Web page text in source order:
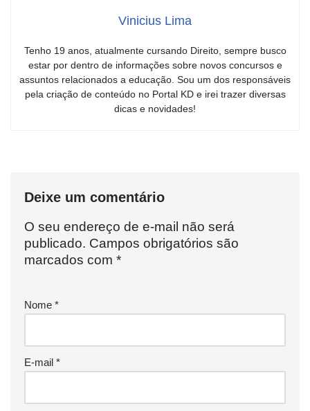
Vinicius Lima
Tenho 19 anos, atualmente cursando Direito, sempre busco
estar por dentro de informações sobre novos concursos e
assuntos relacionados a educação. Sou um dos responsáveis
pela criação de conteúdo no Portal KD e irei trazer diversas
dicas e novidades!
Deixe um comentário
O seu endereço de e-mail não será
publicado. Campos obrigatórios são
marcados com *
Nome *
E-mail *